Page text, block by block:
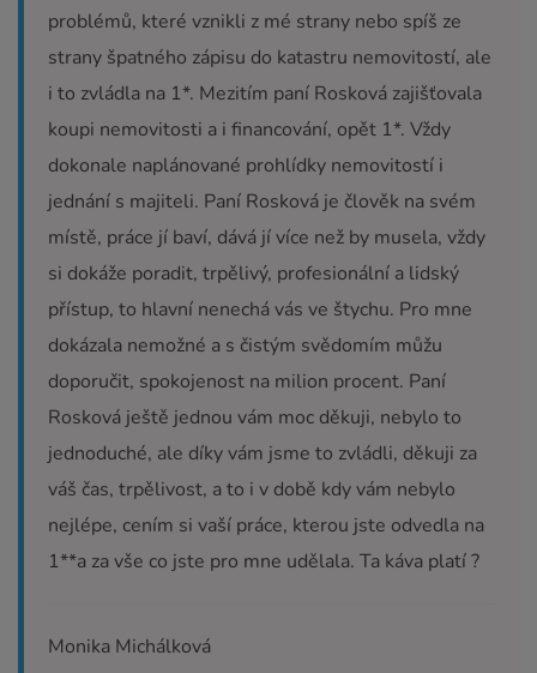
problémů, které vznikli z mé strany nebo spíš ze
strany špatného zápisu do katastru nemovitostí, ale
i to zvládla na 1*. Mezitím paní Rosková zajišťovala
koupi nemovitosti a i financování, opět 1*. Vždy
dokonale naplánované prohlídky nemovitostí i
jednání s majiteli. Paní Rosková je člověk na svém
místě, práce jí baví, dává jí více než by musela, vždy
si dokáže poradit, trpělivý, profesionální a lidský
přístup, to hlavní nenechá vás ve štychu. Pro mne
dokázala nemožné a s čistým svědomím můžu
doporučit, spokojenost na milion procent. Paní
Rosková ještě jednou vám moc děkuji, nebylo to
jednoduché, ale díky vám jsme to zvládli, děkuji za
váš čas, trpělivost, a to i v době kdy vám nebylo
nejlépe, cením si vaší práce, kterou jste odvedla na
1**a za vše co jste pro mne udělala. Ta káva platí ?
Monika Michálková